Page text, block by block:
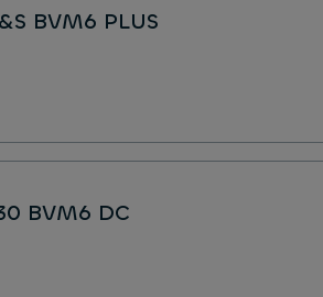
BVM6 PLUS
BVM6 DC